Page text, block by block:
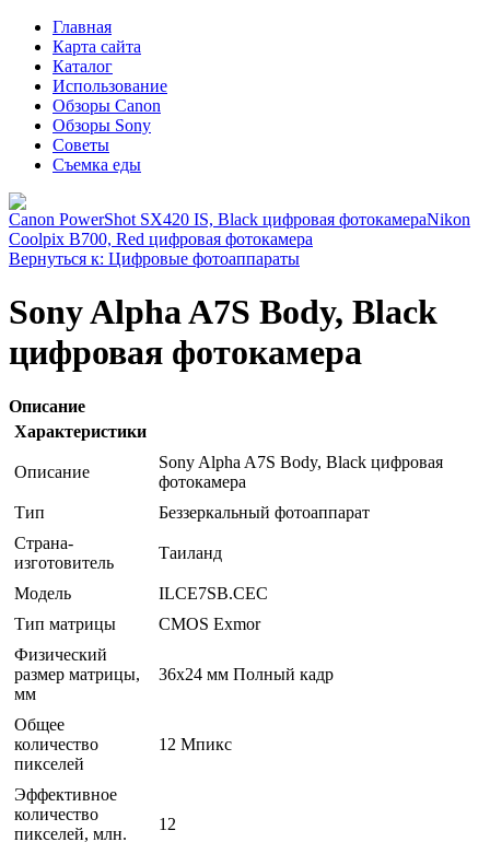
Главная
Карта сайта
Каталог
Использование
Обзоры Canon
Обзоры Sony
Советы
Съемка еды
Canon PowerShot SX420 IS, Black цифровая фотокамераNikon
Coolpix B700, Red цифровая фотокамера
Вернуться к: Цифровые фотоаппараты
Sony Alpha A7S Body, Black
цифровая фотокамера
Описание
Характеристики
Описание
Sony Alpha A7S Body, Black цифровая
фотокамера
Тип
Беззеркальный фотоаппарат
Страна-
изготовитель
Таиланд
Модель
ILCE7SB.CEC
Тип матрицы
CMOS Exmor
Физический
размер матрицы,
мм
36x24 мм Полный кадр
Общее
количество
пикселей
12 Мпикс
Эффективное
количество
пикселей, млн.
12